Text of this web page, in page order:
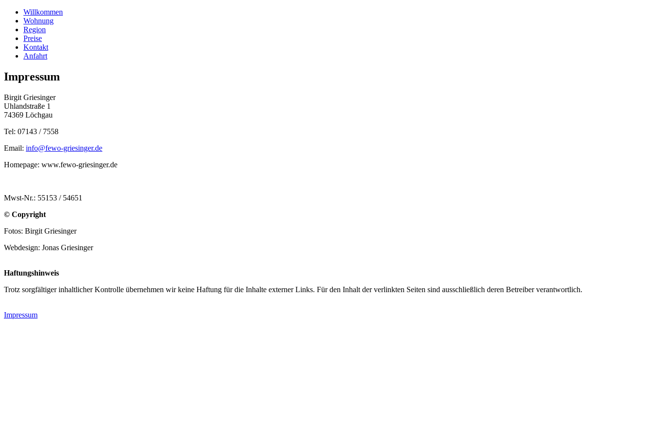
Willkommen
Wohnung
Region
Preise
Kontakt
Anfahrt
Impressum
Birgit Griesinger
Uhlandstraße 1
74369 Löchgau
Tel: 07143 / 7558
Email: info@fewo-griesinger.de
Homepage: www.fewo-griesinger.de
Mwst-Nr.: 55153 / 54651
© Copyright
Fotos: Birgit Griesinger
Webdesign: Jonas Griesinger
Haftungshinweis
Trotz sorgfältiger inhaltlicher Kontrolle übernehmen wir keine Haftung für die Inhalte externer Links. Für den Inhalt der verlinkten Seiten sind ausschließlich deren Betreiber verantwortlich.
Impressum